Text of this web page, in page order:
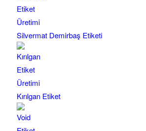
Silvermat Demirbaş Etiketi
Kırılgan Etiket